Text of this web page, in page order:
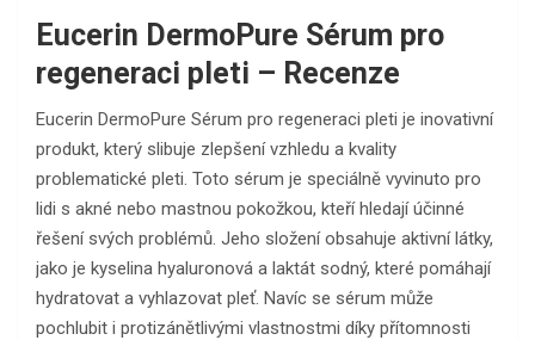
Eucerin DermoPure Sérum pro
regeneraci pleti – Recenze
Eucerin DermoPure Sérum pro regeneraci pleti je inovativní
produkt, který slibuje zlepšení vzhledu a kvality
problematické pleti. Toto sérum je speciálně vyvinuto pro
lidi s akné nebo mastnou pokožkou, kteří hledají účinné
řešení svých problémů. Jeho složení obsahuje aktivní látky,
jako je kyselina hyaluronová a laktát sodný, které pomáhají
hydratovat a vyhlazovat pleť. Navíc se sérum může
pochlubit i protizánětlivými vlastnostmi díky přítomnosti